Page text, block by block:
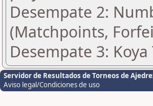
Desempate 2:
(Matchpoints,
Desempate 3:
Servidor de Resultados de Torneos de
Aviso legal/Condiciones de uso